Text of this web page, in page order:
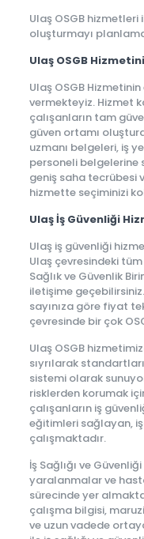
Ulaş OSGB
oluşturmayı
Ulaş OSGB
Ulaş OSGB
vermekteyiz. Hizmet
çalışanların tam
güven ortamı
uzmanı belgeleri, iş
personeli belgelerine
geniş saha tecrübesi
hizmette seçiminizi
Ulaş İş Güvenliği
Ulaş iş güvenliği
Ulaş çevresindeki
Sağlık ve Güvenlik
iletişime geçebilirsiniz.
sayınıza göre fiyat
çevresinde bir çok
Ulaş OSGB
sıyrılarak
sistemi olarak
risklerden korumak
çalışanların iş
eğitimleri sağlayan,
çalışmaktadır.
İş Sağlığı ve
yaralanmalar ve
sürecinde yer
çalışma bilgisi,
ve uzun vadede